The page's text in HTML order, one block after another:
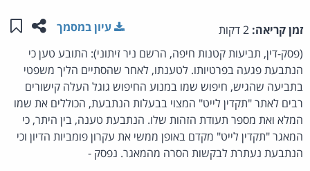
זמן קריאה: שתפו
עיון במסמך
(פסק-דין, תביעות קטנות חיפה, הרשם ניר זיתוני): התובע טען כי
הנתבעת פגעה בפרטיותו. לטענתו, לאחר שהסתיים הליך משפטי
בתביעה שהגיש, חיפוש שמו במנוע החיפוש גוגל העלה קישורים
רבים לאתר "תקדין לייט" המצוי בבעלות הנתבעת, הכוללים את שמו
המלא ואת מספר תעודת הזהות שלו. הנתבעת טענה, בין היתר, כי
המאגר "תקדין לייט" מקדם באופן ממשי את עקרון פומביות הדיון וכי
הנתבעת נעתרת לבקשות הסרה מהמאגר. נפסק -